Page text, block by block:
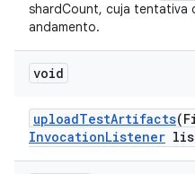
shardCount, cuja tentativa
andamento.
void
uploadTestArtifacts
InvocationListener